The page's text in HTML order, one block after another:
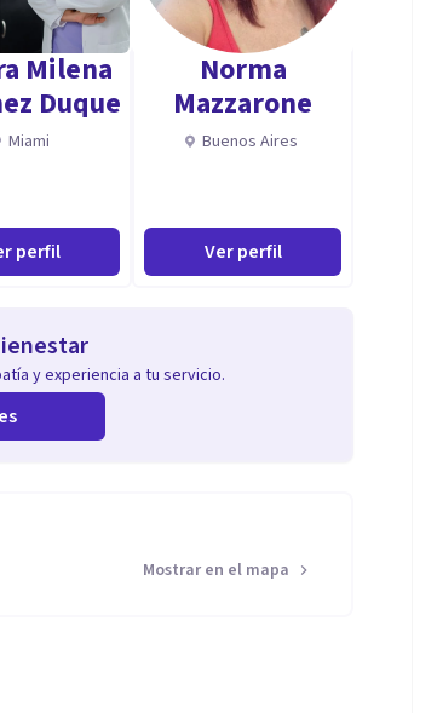
Milena
Duque
Miami
perfil
Norma
Mazzarone
Buenos Aires
Ver perfil
y experiencia a tu servicio.
Mostrar en el mapa